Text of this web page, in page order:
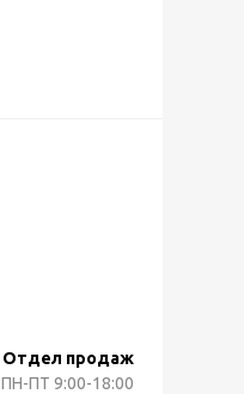
Отдел продаж
ПН-ПТ 9:00-18:00